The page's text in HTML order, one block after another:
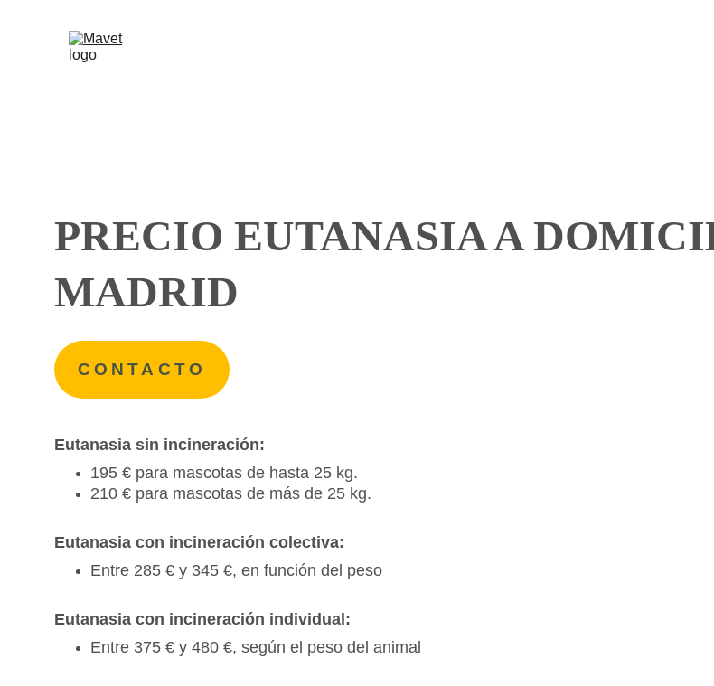
PRECIO EUTANASIA A
MADRID
Eutanasia sin incineración:
195 € para mascotas de hasta 25 kg.
210 € para mascotas de más de 25 kg.
Eutanasia con incineración colectiva:
Entre 285 € y 345 €, en función del peso
Eutanasia con incineración individual:
Entre 375 € y 480 €, según el peso del animal
CONTACTO